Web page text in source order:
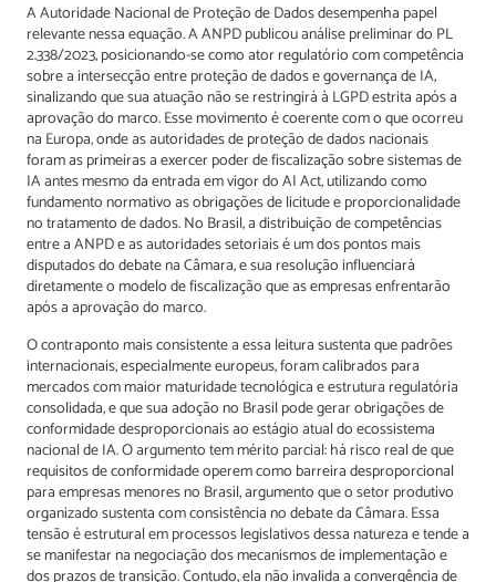
A Autoridade Nacional de Proteção de Dados desempenha papel
relevante nessa equação. A ANPD publicou análise preliminar do PL
2.338/2023, posicionando-se como ator regulatório com competência
sobre a intersecção entre proteção de dados e governança de IA,
sinalizando que sua atuação não se restringirá à LGPD estrita após a
aprovação do marco. Esse movimento é coerente com o que ocorreu
na Europa, onde as autoridades de proteção de dados nacionais
foram as primeiras a exercer poder de fiscalização sobre sistemas de
IA antes mesmo da entrada em vigor do AI Act, utilizando como
fundamento normativo as obrigações de licitude e proporcionalidade
no tratamento de dados. No Brasil, a distribuição de competências
entre a ANPD e as autoridades setoriais é um dos pontos mais
disputados do debate na Câmara, e sua resolução influenciará
diretamente o modelo de fiscalização que as empresas enfrentarão
após a aprovação do marco.
O contraponto mais consistente a essa leitura sustenta que padrões
internacionais, especialmente europeus, foram calibrados para
mercados com maior maturidade tecnológica e estrutura regulatória
consolidada, e que sua adoção no Brasil pode gerar obrigações de
conformidade desproporcionais ao estágio atual do ecossistema
nacional de IA. O argumento tem mérito parcial: há risco real de que
requisitos de conformidade operem como barreira desproporcional
para empresas menores no Brasil, argumento que o setor produtivo
organizado sustenta com consistência no debate da Câmara. Essa
tensão é estrutural em processos legislativos dessa natureza e tende a
se manifestar na negociação dos mecanismos de implementação e
dos prazos de transição. Contudo, ela não invalida a convergência de